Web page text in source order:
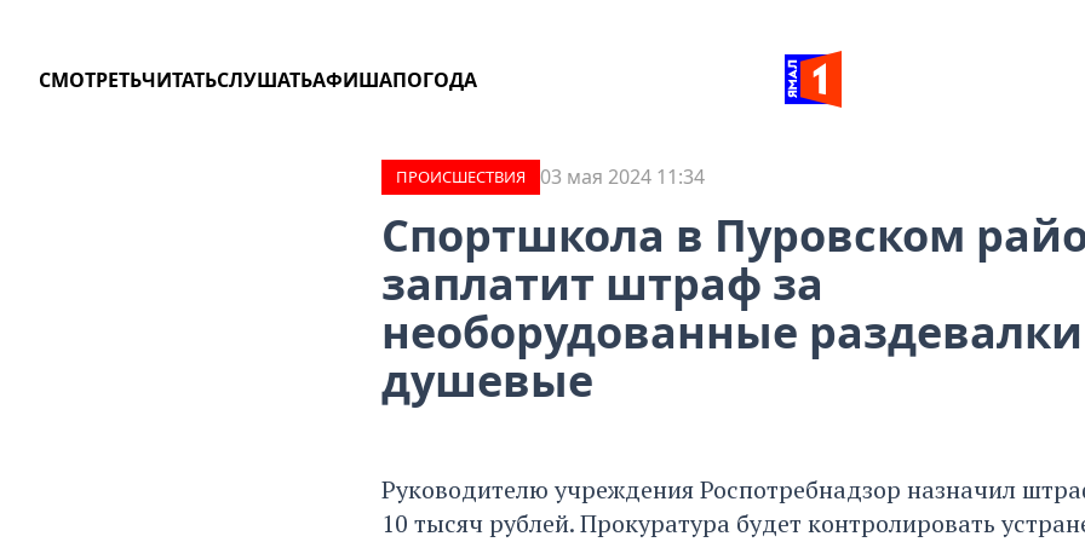
СМОТРЕТЬЧИТАТЬСЛУШАТЬАФИШАПОГОДА
ПРОИCШЕСТВИЯ 03 мая 2024 11:34
Спортшкола в Пуровском
заплатит штраф за
необорудованные
душевые
Руководителю учреждения Роспотребнадзор назначил
10 тысяч рублей. Прокуратура будет контролировать